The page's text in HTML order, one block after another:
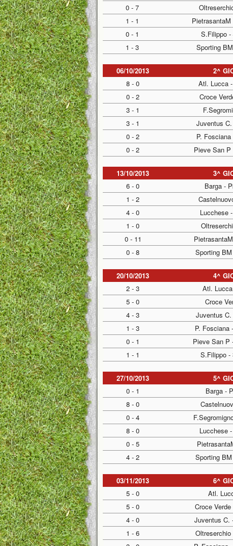
0 - 7
1 - 1
0 - 1
S.Filippo
1 - 3
Sporting
06/10/2013 2^
8 - 0
Atl. Lucca
0 - 2
Croce
3 - 1
3 - 1
Juventus
0 - 2
P.
0 - 2
Pieve San
13/10/2013 3^
6 - 0
Barga -
1 - 2
4 - 0
Lucchese
1 - 0
0 - 11
0 - 8
Sporting
20/10/2013 4^
2 - 3
Atl.
5 - 0
Croce
4 - 3
Juventus
1 - 3
P. Fosciana
0 - 1
Pieve San P
1 - 1
S.Filippo -
27/10/2013 5^
0 - 1
Barga -
8 - 0
0 - 4
8 - 0
Lucchese
0 - 5
4 - 2
Sporting
03/11/2013 6^
5 - 0
Atl.
5 - 0
Croce
4 - 0
Juventus C.
1 - 6